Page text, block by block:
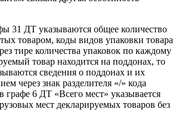
31 ДТ указываются общее количество
товаром, коды видов упаковки товара
тире количества упаковок по каждому
товар находится на поддонах, то
сведения о поддонах и их
через знак разделителя «/» кода
графе 6 ДТ «Всего мест» указывается
мест декларируемых товаров без